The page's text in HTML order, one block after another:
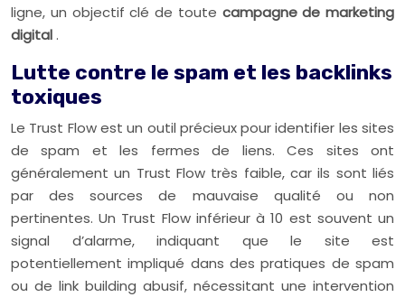
ligne, un objectif clé de toute campagne de marketing
digital.
Lutte contre le spam et les backlinks
toxiques
Le Trust Flow est un outil précieux pour identifier les sites
de spam et les fermes de liens. Ces sites ont
généralement un Trust Flow très faible, car ils sont liés
par des sources de mauvaise qualité ou non
pertinentes. Un Trust Flow inférieur à 10 est souvent un
signal d’alarme, indiquant que le site est
potentiellement impliqué dans des pratiques de spam
ou de link building abusif, nécessitant une intervention